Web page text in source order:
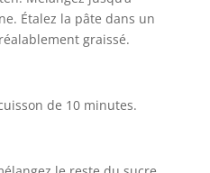
Étalez la pâte dans un
graissé.
de 10 minutes.